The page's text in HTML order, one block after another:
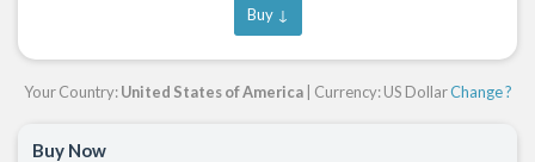
Buy ↓
Your Country:United States of America| Currency: US DollarChange ?
Buy Now